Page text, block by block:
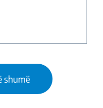
shumë